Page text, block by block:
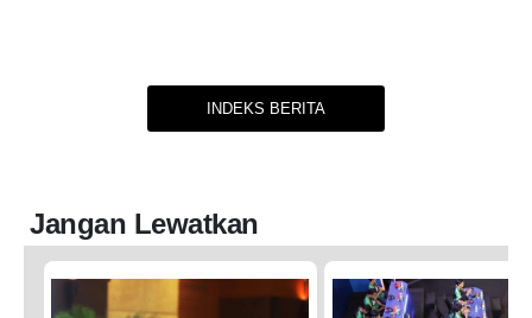
INDEKS BERITA
Jangan Lewatkan